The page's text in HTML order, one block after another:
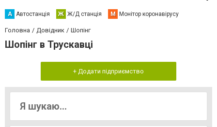
А Автостанція Ж Ж/Д станція М Монітор коронавірусу
Головна Довідник Шопінг
Шопінг в Трускавці
+ Додати підприємство